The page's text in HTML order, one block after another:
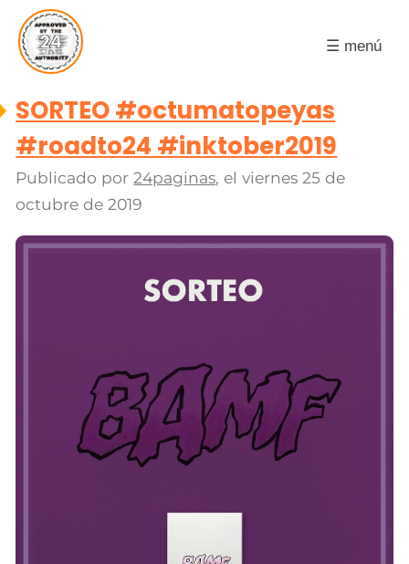
☰ menú
SORTEO #octumatopeyas
#roadto24 #inktober2019
Publicado por24paginas, elviernes 25 de
octubre de 2019